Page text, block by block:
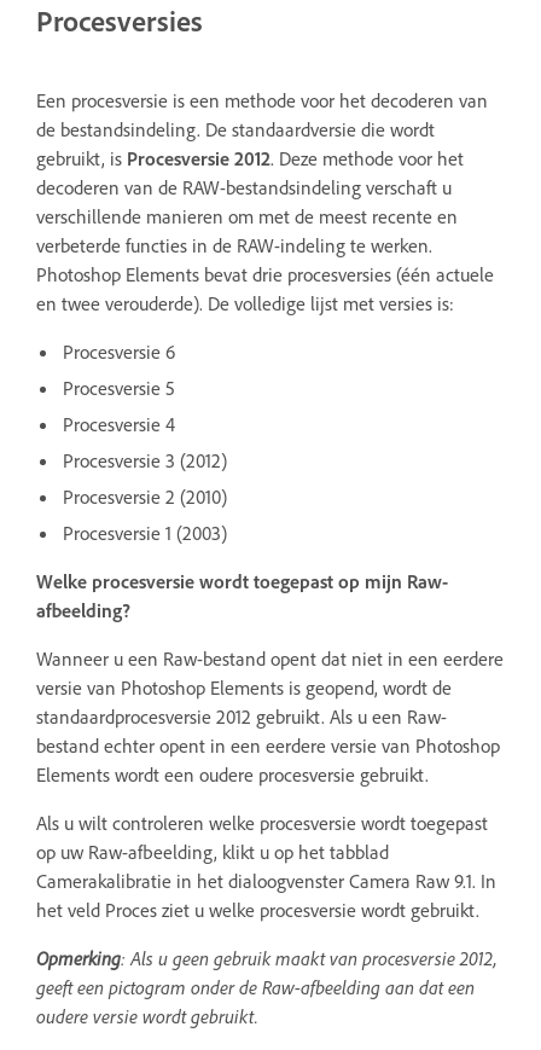
Procesversies
Een procesversie is een methode voor het decoderen van
de bestandsindeling. De standaardversie die wordt
gebruikt, is Procesversie 2012. Deze methode voor het
decoderen van de RAW-bestandsindeling verschaft u
verschillende manieren om met de meest recente en
verbeterde functies in de RAW-indeling te werken.
Photoshop Elements bevat drie procesversies (één actuele
en twee verouderde). De volledige lijst met versies is:
Procesversie 6
Procesversie 5
Procesversie 4
Procesversie 3 (2012)
Procesversie 2 (2010)
Procesversie 1 (2003)
Welke procesversie wordt toegepast op mijn Raw-
afbeelding?
Wanneer u een Raw-bestand opent dat niet in een eerdere
versie van Photoshop Elements is geopend, wordt de
standaardprocesversie 2012 gebruikt. Als u een Raw-
bestand echter opent in een eerdere versie van Photoshop
Elements wordt een oudere procesversie gebruikt.
Als u wilt controleren welke procesversie wordt toegepast
op uw Raw-afbeelding, klikt u op het tabblad
Camerakalibratie in het dialoogvenster Camera Raw 9.1. In
het veld Proces ziet u welke procesversie wordt gebruikt.
Opmerking: Als u geen gebruik maakt van procesversie 2012,
geeft een pictogram onder de Raw-afbeelding aan dat een
oudere versie wordt gebruikt.